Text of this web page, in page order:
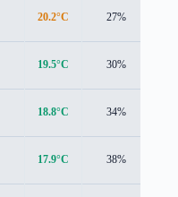
20.2°C 27%
19.5°C 30%
18.8°C 34%
17.9°C 38%